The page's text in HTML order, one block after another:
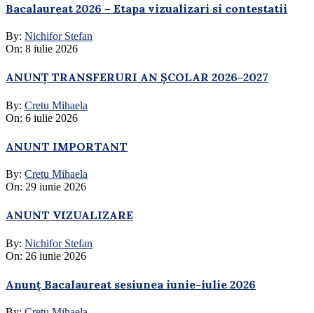
Bacalaureat 2026 – Etapa vizualizari si contestatii
By: Nichifor Stefan
On: 8 iulie 2026
ANUNȚ TRANSFERURI AN ȘCOLAR 2026-2027
By: Cretu Mihaela
On: 6 iulie 2026
ANUNT IMPORTANT
By: Cretu Mihaela
On: 29 iunie 2026
ANUNT VIZUALIZARE
By: Nichifor Stefan
On: 26 iunie 2026
Anunț Bacalaureat sesiunea iunie-iulie 2026